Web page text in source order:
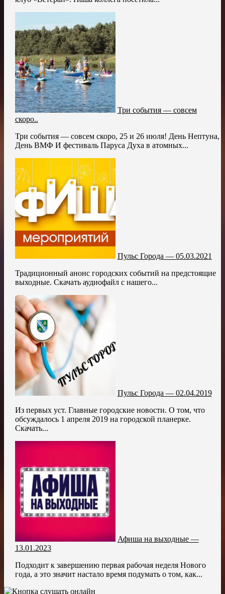
Три события — совсем
скоро..
Три события — совсем скоро, 25 и 26 июля! День Нептуна,
День ВМФ И фестиваль Паруса Духа в атомных...
Пульс Города — 05.03.2021
Традиционный анонс городских событий на предстоящие
выходные. Скачать аудиофайл с нашего...
Пульс Города — 02.04.2019
Из первых уст. Главные городские новости. О том, что
обсуждалось 1 апреля 2019 на городской планерке.
Скачать...
Афиша на выходные —
13.01.2023
Подходит к завершению первая рабочая неделя Нового
года, а это значит настало время подумать о том, как...